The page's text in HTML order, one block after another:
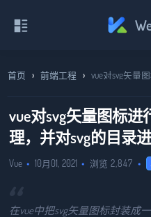
蓝奏云
其 他
闪电云
下拉
首页 › 前端工程 ›
vue对svg矢量图标
理，并对svg的目录
Vue 10月01, 2021 浏览 2,847
在vue中把svg矢量图标封装成